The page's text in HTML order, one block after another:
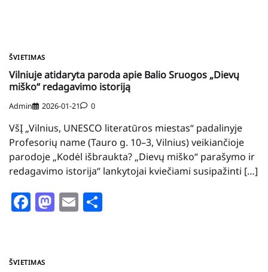
ŠVIETIMAS
Vilniuje atidaryta paroda apie Balio Sruogos „Dievų
miško“ redagavimo istoriją
Admin 2026-01-21 0
VšĮ „Vilnius, UNESCO literatūros miestas“ padalinyje
Profesorių name (Tauro g. 10–3, Vilnius) veikiančioje
parodoje „Kodėl išbraukta? „Dievų miško“ parašymo ir
redagavimo istorija“ lankytojai kviečiami susipažinti […]
Facebook
Mastodon
Email
ŠVIETIMAS